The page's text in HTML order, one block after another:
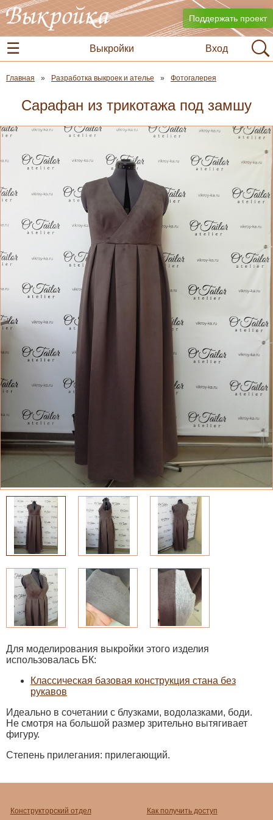
Поддержать проект
Вход
Выкройки
Главная Разработка выкроек и ателье Фотогалерея
Сарафан из трикотажа под замшу
Для моделирования выкройки этого изделия
использовалась БК:
Классическая базовая конструкция стана без
рукавов
Идеально в сочетании с блузками, водолазками, боди.
Не смотря на большой размер зрительно вытягивает
фигуру.
Степень прилегания: прилегающий.
Конструкторский отдел Как получить доступ